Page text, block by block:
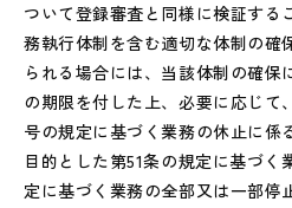
ついて登録審査と同様に検証する
務執行体制を含む適切な体制の確
られる場合には、当該体制の確
の期限を付した上、必要に応じて
号の規定に基づく業務の休止に係
目的とした第51条の規定に基づく
定に基づく業務の全部又は一部停